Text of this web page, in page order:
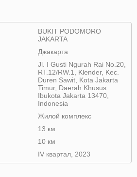
BUKIT PODOMORO
JAKARTA
Джакарта
Jl. I Gusti Ngurah Rai No.20,
RT.12/RW.1, Klender, Kec.
Duren Sawit, Kota Jakarta
Timur, Daerah Khusus
Ibukota Jakarta 13470,
Indonesia
Жилой комплекс
13 км
10 км
IV квартал, 2023